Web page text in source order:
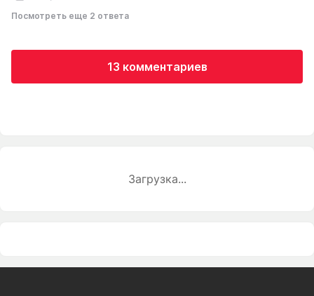
Посмотреть еще 2 ответа
13 комментариев
Загрузка...